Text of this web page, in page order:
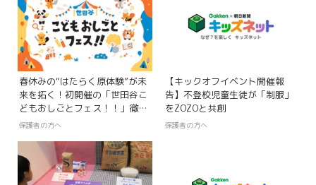
春休みの“はたらく原体験”が未
来を拓く！初開催の「世田谷こ
どもおしごとフェス！！」徹底
ガイド
保護者の方へ
【キックオフイベント開催報
告】不登校児童生徒が「制服」
をZOZOと共創
保護者の方へ